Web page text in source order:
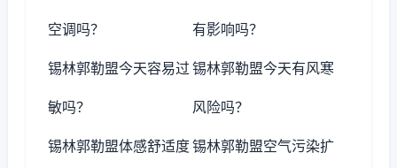
空调吗？ 有影响吗？
锡林郭勒盟今天容易过
敏吗？
锡林郭勒盟今天有风寒
风险吗？
锡林郭勒盟体感舒适度锡林郭勒盟空气污染扩